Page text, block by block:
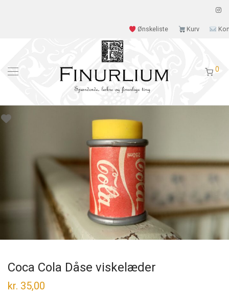
Ønskeliste Kurv
0
Coca Cola Dåse viskelæder
kr. 35,00